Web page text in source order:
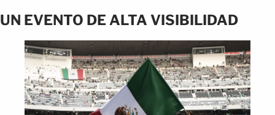
UN EVENTO DE ALTA VISIBILIDAD